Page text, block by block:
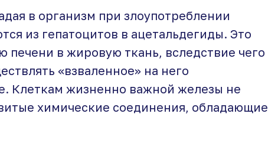
в организм при злоупотреблении
из гепатоцитов в ацетальдегиды. Это
печени в жировую ткань, вследствие чего
«взваленное» на него
Клеткам жизненно важной железы не
химические соединения, обладающие